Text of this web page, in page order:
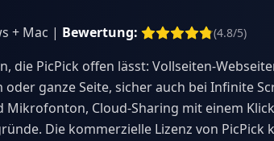
+ Mac | Bewertung: (4.8/5)
die PicPick offen lässt: Vollseiten-
ganze Seite, sicher auch bei Infinite
Mikrofonton, Cloud-Sharing mit einem
Die kommerzielle Lizenz von PicPick